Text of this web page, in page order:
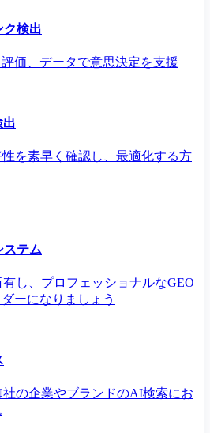
ク検出
価、データで意思決定を支援
出
を素早く確認し、最適化する方
ステム
し、プロフェッショナルなGEO
ーになりましょう
の企業やブランドのAI検索にお